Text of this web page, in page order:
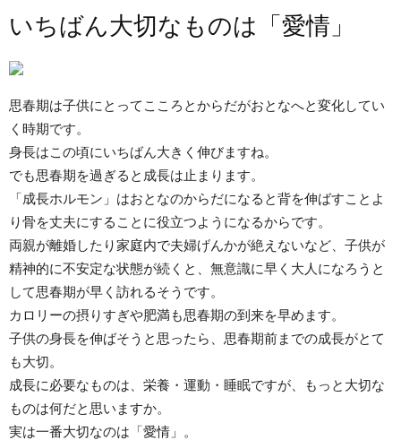
いちばん大切なものは「愛情」
思春期は子供にとってこころとからだがおとなへと変化してい
く時期です。
身長はこの頃にいちばん大きく伸びますね。
でも思春期を過ぎると成長は止まります。
「成長ホルモン」はおとなのからだになると背を伸ばすことよ
り骨を丈夫にすることに役立つようになるからです。
両親が離婚したり家庭内で夫婦げんかが絶えないなど、子供が
精神的に不安定な状態が続くと、無意識に早く大人になろうと
して思春期が早く訪れるそうです。
カロリーの摂りすぎや肥満も思春期の到来を早めます。
子供の身長を伸ばそうと思ったら、思春期前までの成長がとて
も大切。
成長に必要なものは、栄養・運動・睡眠ですが、もっと大切な
ものは何だと思いますか。
実は一番大切なのは「愛情」。